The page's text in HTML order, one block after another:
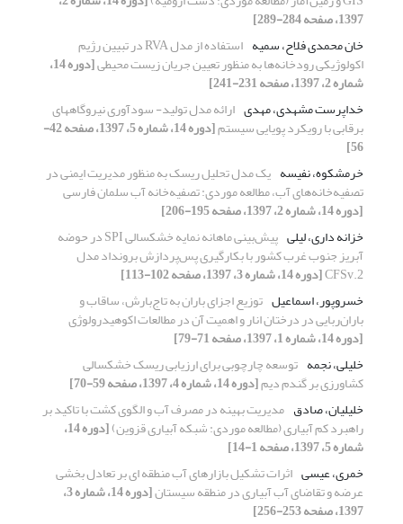
1397، صفحه 284-289]
خان محمدی فلاح، سمیه
استفاده از مدل RVA در تبیین رژیم
اکولوژیکی رودخانه‌ها به منظور تعیین جریان زیست محیطی [دوره 14،
شماره 2، 1397، صفحه 231-241]
خداپرست مشهدی، مهدی ارائه مدل تولید- سودآوری نیروگاههای
برقابی با رویکرد پویایی سیستم [دوره 14، شماره 5، 1397، صفحه 42-
56]
خرمشکوه، نفیسه یک مدل تحلیل ریسک به منظور مدیریت ایمنی در
تصفیه‌خانه‌های آب، مطالعه موردی: تصفیه‌خانه آب سلمان فارسی
[دوره 14، شماره 2، 1397، صفحه 195-206]
خزانه داری، لیلی
پیش‌بینی ماهانه نمایه خشکسالی SPI در حوضه
آبریز جنوب غرب کشور با بکارگیری پس‌پردازش برونداد مدل
CFSv.2[دوره 14، شماره 3، 1397، صفحه 102-113]
خسروپور، اسماعیل توزیع اجزای باران به تاج‌بارش، ساقاب و
باران‌ربایی در درختان انار و اهمیت آن در مطالعات اکوهیدرولوژی
[دوره 14، شماره 1، 1397، صفحه 71-79]
خلیلی، نجمه توسعه چارچوبی برای ارزیابی ریسک خشکسالی
کشاورزی بر گندم دیم[دوره 14، شماره 4، 1397، صفحه 59-70]
خلیلیان، صادق مدیریت بهینه در مصرف آب و الگوی کشت با تاکید بر
راهبرد کم آبیاری (مطالعه موردی: شبکه آبیاری قزوین) [دوره 14،
شماره 5، 1397، صفحه 1-14]
خمری، عیسی اثرات تشکیل بازارهای آب منطقه ای بر تعادل بخشی
عرضه و تقاضای آب آبیاری در منطقه سیستان [دوره 14، شماره 3،
1397، صفحه 253-256]